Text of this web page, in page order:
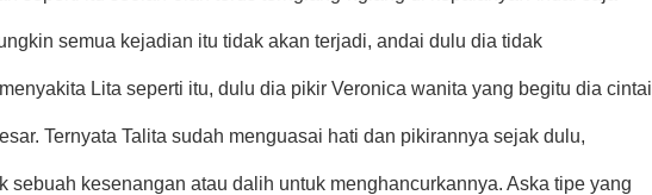
semua kejadian itu tidak akan terjadi, andai dulu dia tidak
Lita seperti itu, dulu dia pikir Veronica wanita yang begitu dia cintai
Ternyata Talita sudah menguasai hati dan pikirannya sejak dulu,
sebuah kesenangan atau dalih untuk menghancurkannya. Aska tipe yang